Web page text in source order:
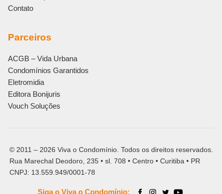
Contato
Parceiros
ACGB – Vida Urbana
Condomínios Garantidos
Eletromidia
Editora Bonijuris
Vouch Soluções
© 2011 – 2026 Viva o Condomínio. Todos os direitos reservados.
Rua Marechal Deodoro, 235 • sl. 708 • Centro • Curitiba • PR
CNPJ: 13.559.949/0001-78
Siga o Viva o Condomínio: